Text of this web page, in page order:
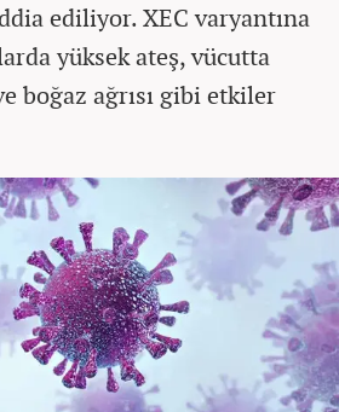
ediliyor. XEC varyantına
yüksek ateş, vücutta
boğaz ağrısı gibi etkiler